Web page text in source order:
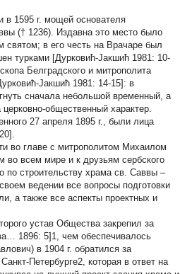
в 1595 г. мощей основателя
(† 1236). Издавна это место было
святом; в его честь на Врачаре был
турками [Дурковић-Јакшић 1981: 10-
Белградского и митрополита
Јакшић 1981: 14-15]: в
сначала небольшой временный, а
общественный характер.
27 апреля 1895 г., были лица
во главе с митрополитом Михаилом
во всем мире и к друзьям сербского
строительству храма св. Саввы –
ведении все вопросы подготовки
а также все аспекты проектных и
устав Общества закрепил за
1896: 5]1, чем обеспечивалось
в 1904 г. обратился за
Петербурге2, которая в ответ на